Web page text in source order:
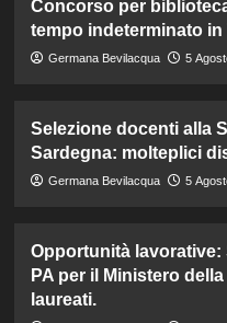
Concorso per
tempo indeterminato in
Germana Bevilacqua 5
Selezione docenti alla
Sardegna: molteplici
Germana Bevilacqua 5
Opportunità
PA per il Ministero
laureati.